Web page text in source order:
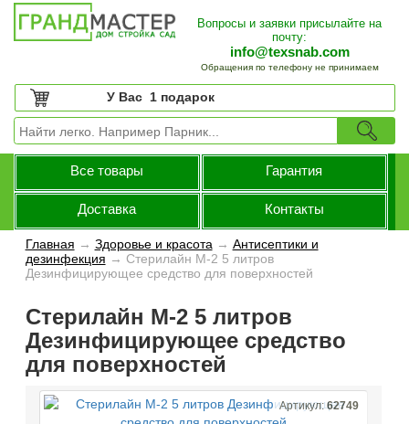
Вопросы и заявки присылайте на
почту:
info@texsnab.com
Обращения по телефону не принимаем
У Вас 1 подарок
Все товары Гарантия
Доставка Контакты
Главная → Здоровье и красота → Антисептики и
дезинфекция → Стерилайн М-2 5 литров
Дезинфицирующее средство для поверхностей
Стерилайн М-2 5 литров
Дезинфицирующее средство
для поверхностей
Артикул:62749